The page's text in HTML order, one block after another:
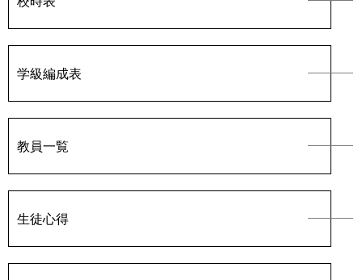
学級編成表
教員一覧
生徒心得